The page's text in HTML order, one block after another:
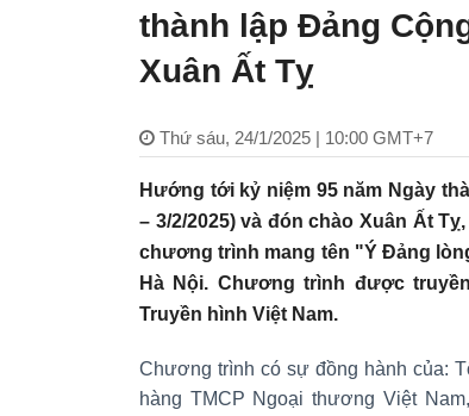
thành lập Đảng
Xuân Ất Tỵ
Thứ sáu, 24/1/2025 | 10:00 GMT+7
Hướng tới kỷ niệm 95 năm Ngày
– 3/2/2025) và đón chào Xuân Ất
chương trình mang tên "Ý Đảng
Hà Nội. Chương trình được
Truyền hình Việt Nam.
Chương trình có sự đồng hành của:
hàng TMCP Ngoại thương Việt